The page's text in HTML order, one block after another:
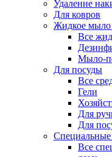
Удаление
Для ковров
Жидкое мыло
Все
Мыло-
Для посуды
Все
Гели
Для
Для
Специальные
Все